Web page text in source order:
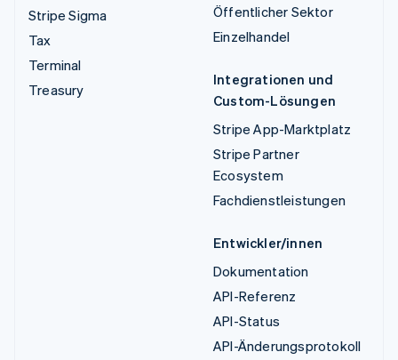
Stripe Sigma
Tax
Terminal
Treasury
Öffentlicher Sektor
Einzelhandel
Integrationen und
Custom-Lösungen
Stripe App-Marktplatz
Stripe Partner
Ecosystem
Fachdienstleistungen
Entwickler/innen
Dokumentation
API-Referenz
API-Status
API-Änderungsprotokoll